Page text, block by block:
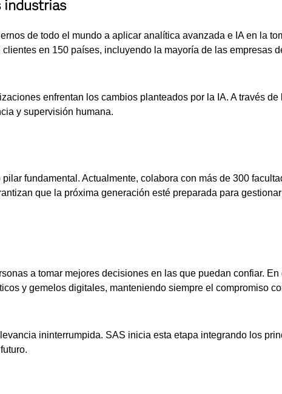
industrias
de todo el mundo a aplicar analítica avanzada e IA en la
en 150 países, incluyendo la mayoría de las empresas
enfrentan los cambios planteados por la IA. A través
y supervisión humana.
fundamental. Actualmente, colabora con más de 300
que la próxima generación esté preparada para
a tomar mejores decisiones en las que puedan confiar.
y gemelos digitales, manteniendo siempre el compromiso
ininterrumpida. SAS inicia esta etapa integrando los